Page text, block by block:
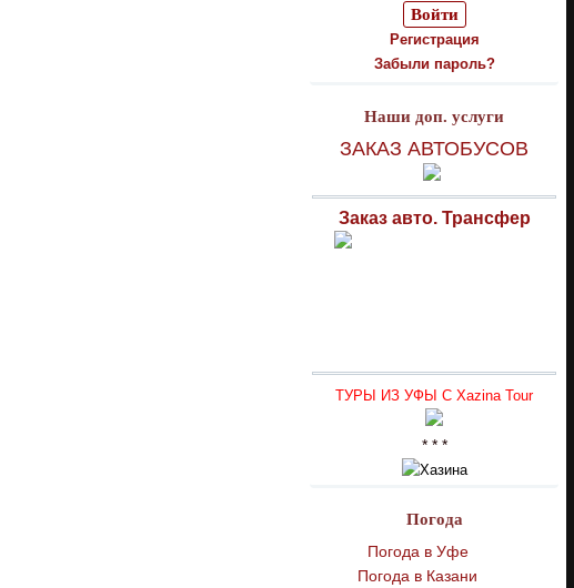
Регистрация
Забыли пароль?
Наши доп. услуги
ЗАКАЗ АВТОБУСОВ
Заказ авто. Трансфер
ТУРЫ ИЗ УФЫ С Xazina Tour
* * *
Погода
Погода в Уфе
Погода в Казани